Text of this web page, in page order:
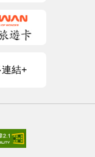
結+